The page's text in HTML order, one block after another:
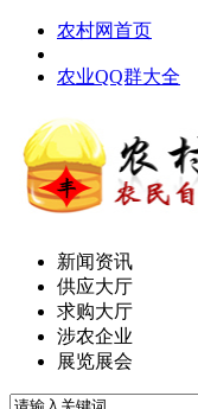
农村网首页
农业QQ群大全
新闻资讯
供应大厅
求购大厅
涉农企业
展览展会